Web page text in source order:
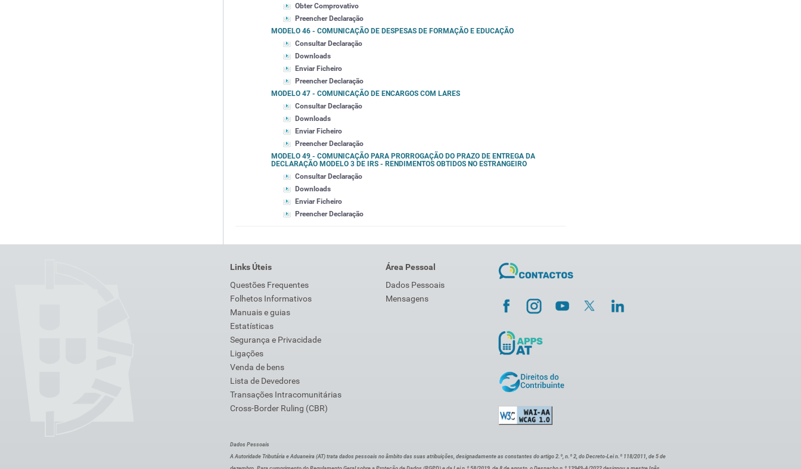
Obter Comprovativo
Preencher Declaração
MODELO 46 - COMUNICAÇÃO DE DESPESAS DE FORMAÇÃO E EDUCAÇÃO
Consultar Declaração
Downloads
Enviar Ficheiro
Preencher Declaração
MODELO 47 - COMUNICAÇÃO DE ENCARGOS COM LARES
Consultar Declaração
Downloads
Enviar Ficheiro
Preencher Declaração
MODELO 49 - COMUNICAÇÃO PARA PRORROGAÇÃO DO PRAZO DE ENTREGA DA
DECLARAÇÃO MODELO 3 DE IRS - RENDIMENTOS OBTIDOS NO ESTRANGEIRO
Consultar Declaração
Downloads
Enviar Ficheiro
Preencher Declaração
Links Úteis
Questões Frequentes
Folhetos Informativos
Manuais e guias
Estatísticas
Segurança e Privacidade
Ligações
Venda de bens
Lista de Devedores
Transações Intracomunitárias
Cross-Border Ruling (CBR)
Área Pessoal
Dados Pessoais
Mensagens
Dados Pessoais
A Autoridade Tributária e Aduaneira (AT) trata dados pessoais no âmbito das suas atribuições, designadamente as constantes do artigo 2.º, n.º 2, do Decreto-Lei n.º 118/2011, de 5 de